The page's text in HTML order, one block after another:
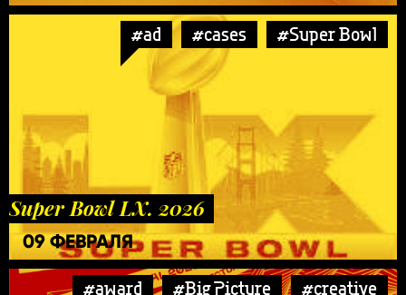
#ad #cases #Super Bowl
Super Bowl LX. 2026
09 ФЕВРАЛЯ
#award #Big Picture #creative